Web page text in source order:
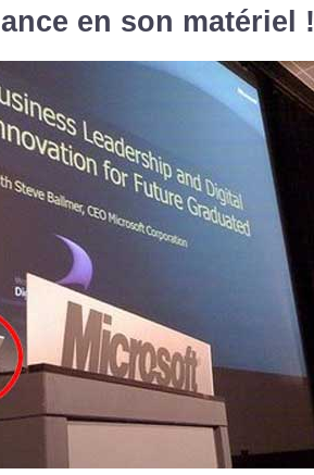
en son matériel !